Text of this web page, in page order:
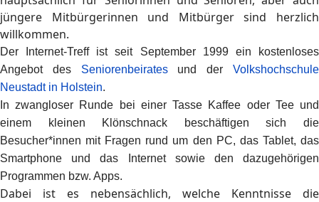
jüngere Mitbürgerinnen und Mitbürger sind herzlich
willkommen.
Der Internet-Treff ist seit September 1999 ein kostenloses
Angebot des Seniorenbeiratesund derVolkshochschule
Neustadt in Holstein.
In zwangloser Runde bei einer Tasse Kaffee oder Tee und
einem kleinen Klönschnack beschäftigen sich die
Besucher*innen mit Fragen rund um den PC, das Tablet, das
Smartphone und das Internet sowie den dazugehörigen
Programmen bzw. Apps.
Dabei ist es nebensächlich, welche Kenntnisse die